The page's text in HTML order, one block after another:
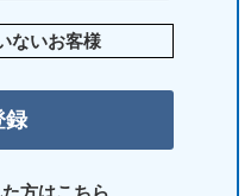
ないお客様
方はこちら